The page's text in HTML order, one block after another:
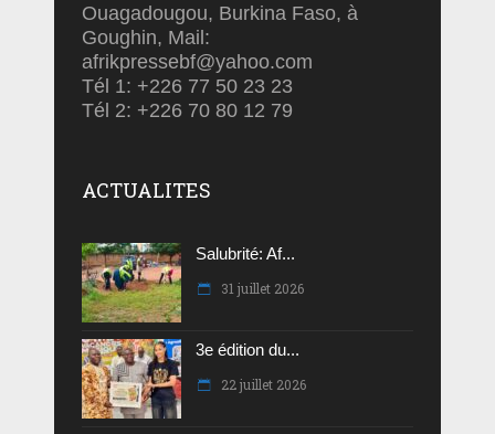
Ouagadougou, Burkina Faso, à
Goughin, Mail:
afrikpressebf@yahoo.com
Tél 1: +226 77 50 23 23
Tél 2: +226 70 80 12 79
ACTUALITES
Salubrité: Af...
31 juillet 2026
3e édition du...
22 juillet 2026